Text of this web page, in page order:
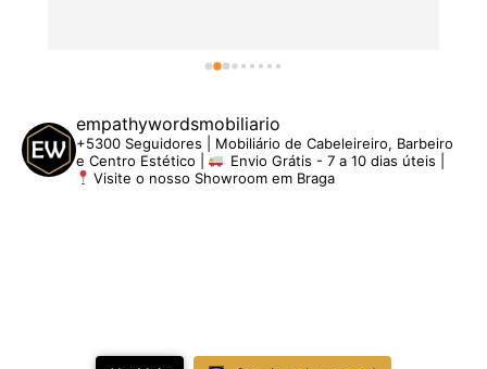
empathywordsmobiliario
+5300 Seguidores | Mobiliário de Cabeleireiro, Barbeiro
e Centro Estético |
Envio Grátis - 7 a 10 dias úteis |
Visite o nosso Showroom em Braga